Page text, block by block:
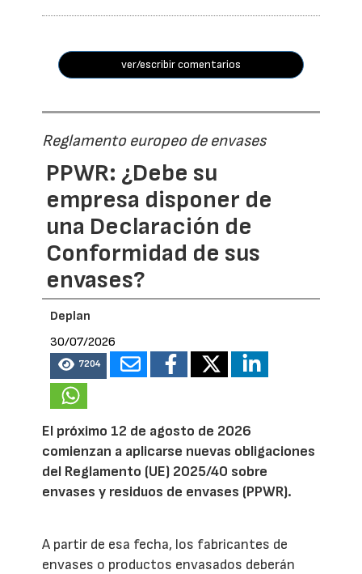
ver/escribir comentarios
Reglamento europeo de envases
PPWR: ¿Debe su
empresa disponer de
una Declaración de
Conformidad de sus
envases?
Deplan
30/07/2026
7204
El próximo 12 de agosto de 2026
comienzan a aplicarse nuevas obligaciones
del Reglamento (UE) 2025/40 sobre
envases y residuos de envases (PPWR).
A partir de esa fecha, los fabricantes de
envases o productos envasados deberán